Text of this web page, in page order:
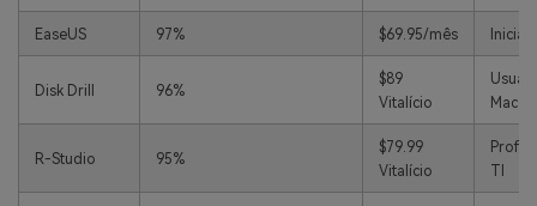
EaseUS 97% $69.95/mês
Disk Drill 96%
$89
Vitalício
Mac
R-Studio 95%
$79.99
Vitalício
TI